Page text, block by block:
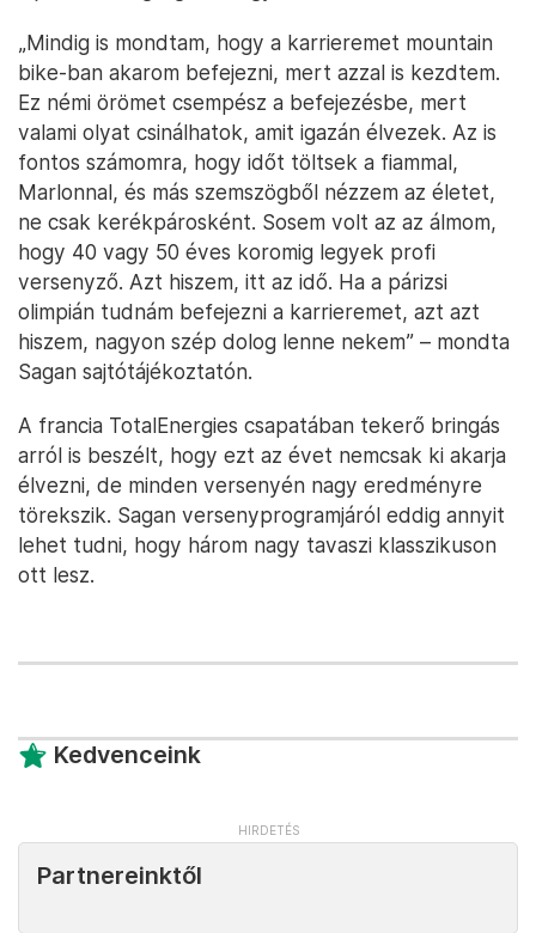
„Mindig is mondtam, hogy a karrieremet mountain
bike-ban akarom befejezni, mert azzal is kezdtem.
Ez némi örömet csempész a befejezésbe, mert
valami olyat csinálhatok, amit igazán élvezek. Az is
fontos számomra, hogy időt töltsek a fiammal,
Marlonnal, és más szemszögből nézzem az életet,
ne csak kerékpárosként. Sosem volt az az álmom,
hogy 40 vagy 50 éves koromig legyek profi
versenyző. Azt hiszem, itt az idő. Ha a párizsi
olimpián tudnám befejezni a karrieremet, azt azt
hiszem, nagyon szép dolog lenne nekem” – mondta
Sagan sajtótájékoztatón.
A francia TotalEnergies csapatában tekerő bringás
arról is beszélt, hogy ezt az évet nemcsak ki akarja
élvezni, de minden versenyén nagy eredményre
törekszik. Sagan versenyprogramjáról eddig annyit
lehet tudni, hogy három nagy tavaszi klasszikuson
ott lesz.
Kedvenceink
Partnereinktől